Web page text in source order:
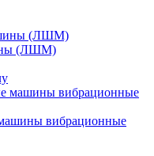
(ЛШМ)
вибрационные